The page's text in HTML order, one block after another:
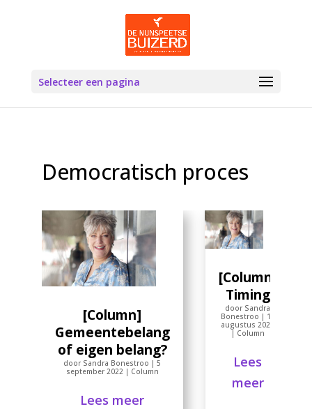
Selecteer een pagina
Democratisch proces
[Column]
Gemeentebelang
of eigen belang?
door Sandra Bonestroo |5
september 2022| Column
Lees meer
[Column]
Timing
door Sandra
Bonestroo | 19
augustus 2022
| Column
Lees
meer